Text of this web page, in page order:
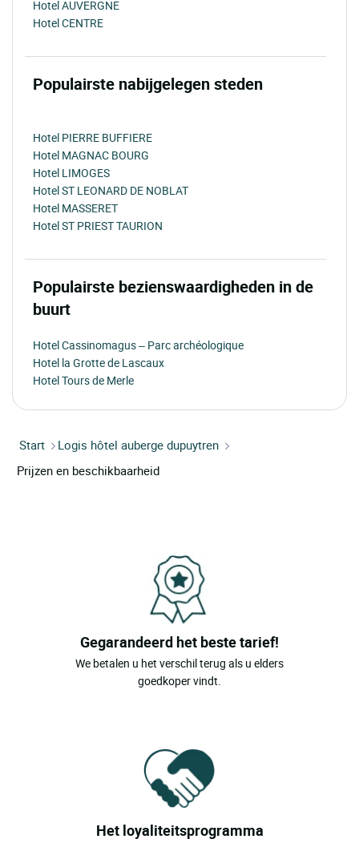
Hotel AUVERGNE
Hotel CENTRE
Populairste nabijgelegen steden
Hotel PIERRE BUFFIERE
Hotel MAGNAC BOURG
Hotel LIMOGES
Hotel ST LEONARD DE NOBLAT
Hotel MASSERET
Hotel ST PRIEST TAURION
Populairste bezienswaardigheden in de
buurt
Hotel Cassinomagus – Parc archéologique
Hotel la Grotte de Lascaux
Hotel Tours de Merle
Start
Logis hôtel auberge dupuytren
Prijzen en beschikbaarheid
Gegarandeerd het beste tarief!
We betalen u het verschil terug als u elders
goedkoper vindt.
Het loyaliteitsprogramma